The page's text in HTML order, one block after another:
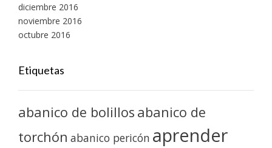
diciembre 2016
noviembre 2016
octubre 2016
Etiquetas
abanico de bolillos abanico de
torchón abanico pericón aprender